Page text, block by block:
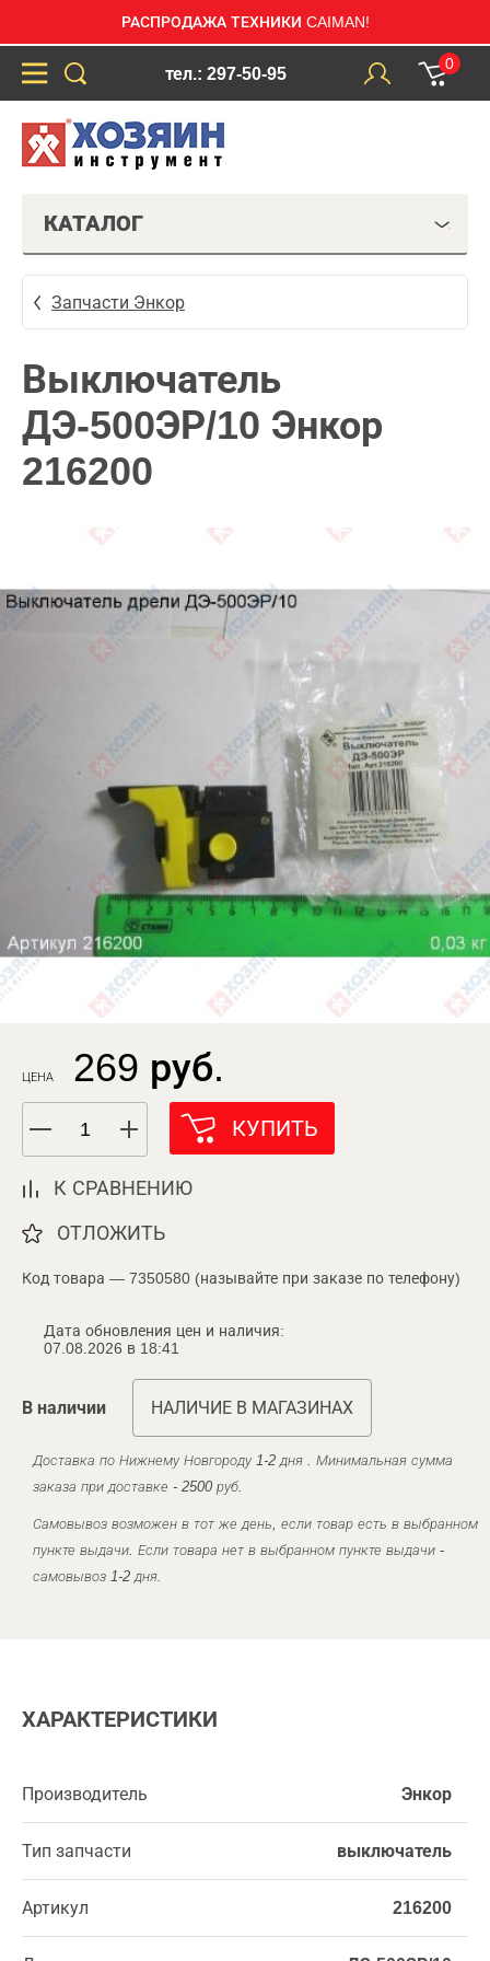
РАСПРОДАЖА ТЕХНИКИ CAIMAN!
тел.: 297-50-95
0
КАТАЛОГ
Запчасти Энкор
Выключатель
ДЭ-500ЭР/10 Энкор
216200
ЦЕНА 269 руб.
КУПИТЬ
К СРАВНЕНИЮ
ОТЛОЖИТЬ
Код товара — 7350580 (называйте при заказе по телефону)
Дата обновления цен и наличия:
07.08.2026 в 18:41
В наличии НАЛИЧИЕ В МАГАЗИНАХ
Доставка по Нижнему Новгороду 1-2 дня . Минимальная сумма
заказа при доставке - 2500 руб.
Самовывоз возможен в тот же день, если товар есть в выбранном
пункте выдачи. Если товара нет в выбранном пункте выдачи -
самовывоз 1-2 дня.
ХАРАКТЕРИСТИКИ
Производитель Энкор
Тип запчасти выключатель
Артикул 216200